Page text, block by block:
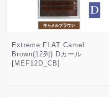
Extreme FLAT Camel
Brown(12列) Dカール
[MEF12D_CB]